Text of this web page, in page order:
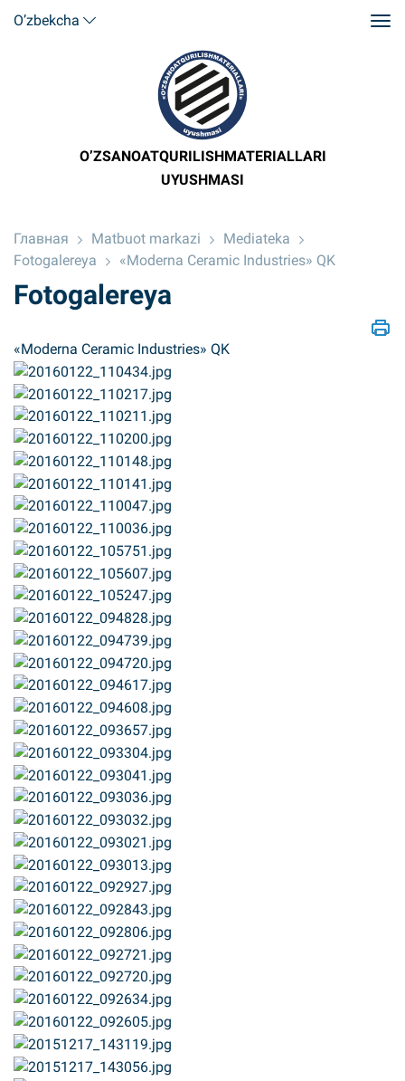
O’zbekcha
O’ZSANOATQURILISHMATERIALLARI
UYUSHMASI
Главная Matbuot markazi
Mediateka
Fotogalereya
«Moderna Ceramic Industries» QK
Fotogalereya
«Moderna Ceramic Industries» QK